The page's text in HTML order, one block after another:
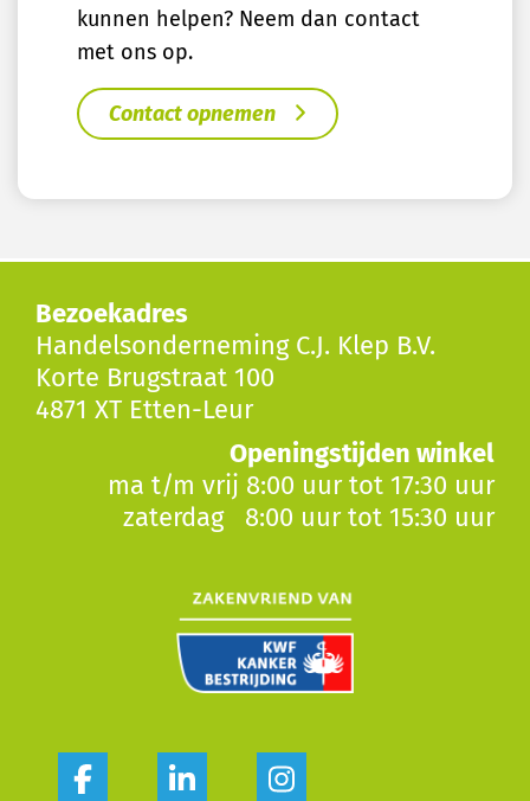
kunnen helpen? Neem dan contact
met ons op.
Contact opnemen
Bezoekadres
Handelsonderneming C.J. Klep B.V.
Korte Brugstraat 100
4871 XT Etten-Leur
Openingstijden winkel
ma t/m vrij 8:00 uur tot 17:30 uur
zaterdag 8:00 uur tot 15:30 uur